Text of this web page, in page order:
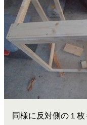
同様に反対側の１枚